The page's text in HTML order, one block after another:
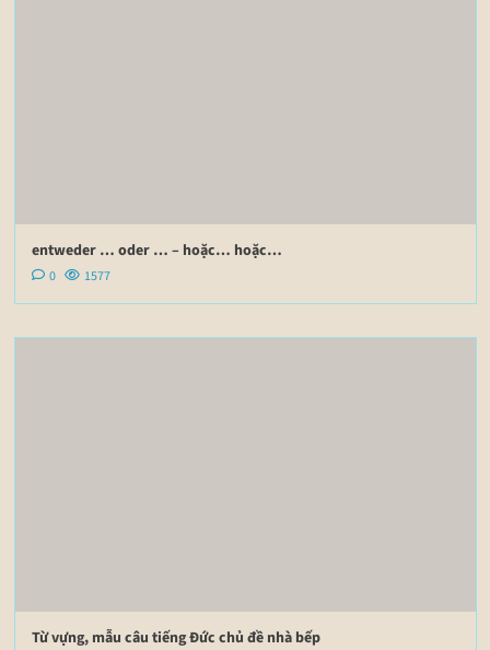
entweder … oder … – hoặc… hoặc…
0 1577
Từ vựng, mẫu câu tiếng Đức chủ đề nhà bếp